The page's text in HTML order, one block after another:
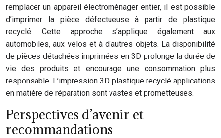
remplacer un appareil électroménager entier, il est possible
d’imprimer la pièce défectueuse à partir de plastique
recyclé. Cette approche s’applique également aux
automobiles, aux vélos et à d’autres objets. La disponibilité
de pièces détachées imprimées en 3D prolonge la durée de
vie des produits et encourage une consommation plus
responsable. L’impression 3D plastique recyclé applications
en matière de réparation sont vastes et prometteuses.
Perspectives d’avenir et
recommandations